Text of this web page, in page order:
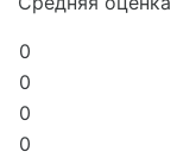
0
0
0
0